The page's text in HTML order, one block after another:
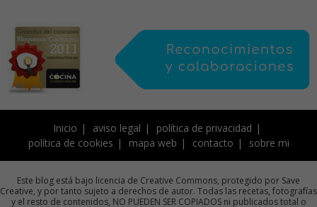
Inicio aviso legal
política de privacidad
política de cookies
mapa web contacto sobre mi
Este blog está bajo licencia de Creative Commons, protegido por Save
Creative, y por tanto sujeto a derechos de autor. Todas las recetas, fotografías
y el resto de contenidos, NO PUEDEN SER COPIADOS ni publicados total o